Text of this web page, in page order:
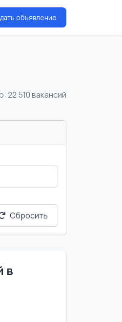
объявление
22 510 вакансий
Сбросить
в